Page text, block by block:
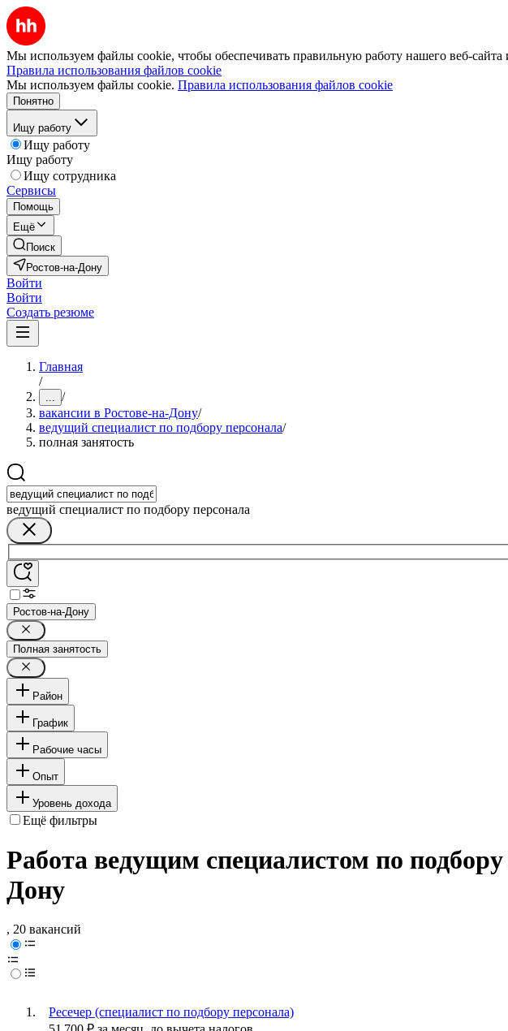
Мы используем файлы cookie, чтобы обеспечивать правильную работу нашего веб-сайта
Правила использования файлов cookie
Мы используем файлы cookie. Правила использования файлов cookie
Понятно
Ищу работу
Ищу работу
Ищу работу
Ищу сотрудника
Сервисы
Помощь
Ещё
Поиск
Ростов-на-Дону
Войти
Войти
Создать резюме
Главная
/
... /
вакансии в Ростове-на-Дону/
ведущий специалист по подбору персонала/
полная занятость
ведущий специалист по подбору персонала
Ростов-на-Дону
Полная занятость
Район
График
Рабочие часы
Опыт
Уровень дохода
Ещё фильтры
Работа ведущим специалистом по
Дону
, 20 вакансий
Ресечер (специалист по подбору персонала)